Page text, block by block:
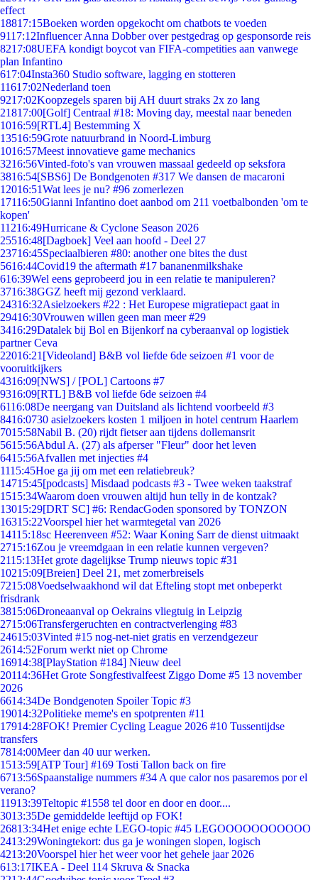
effect
18817:15Boeken worden opgekocht om chatbots te voeden
9117:12Influencer Anna Dobber over pestgedrag op gesponsorde reis
8217:08UEFA kondigt boycot van FIFA-competities aan vanwege
plan Infantino
617:04Insta360 Studio software, lagging en stotteren
11617:02Nederland toen
9217:02Koopzegels sparen bij AH duurt straks 2x zo lang
21817:00[Golf] Centraal #18: Moving day, meestal naar beneden
1016:59[RTL4] Bestemming X
13516:59Grote natuurbrand in Noord-Limburg
1016:57Meest innovatieve game mechanics
3216:56Vinted-foto's van vrouwen massaal gedeeld op seksfora
3816:54[SBS6] De Bondgenoten #317 We dansen de macaroni
12016:51Wat lees je nu? #96 zomerlezen
17116:50Gianni Infantino doet aanbod om 211 voetbalbonden 'om te
kopen'
11216:49Hurricane & Cyclone Season 2026
25516:48[Dagboek] Veel aan hoofd - Deel 27
23716:45Speciaalbieren #80: another one bites the dust
5616:44Covid19 the aftermath #17 bananenmilkshake
616:39Wel eens geprobeerd jou in een relatie te manipuleren?
3716:38GGZ heeft mij gezond verklaard.
24316:32Asielzoekers #22 : Het Europese migratiepact gaat in
29416:30Vrouwen willen geen man meer #29
3416:29Datalek bij Bol en Bijenkorf na cyberaanval op logistiek
partner Ceva
22016:21 [Videoland] B&B vol liefde 6de seizoen #1 voor de
vooruitkijkers
4316:09[NWS] / [POL] Cartoons #7
9316:09[RTL] B&B vol liefde 6de seizoen #4
6116:08De neergang van Duitsland als lichtend voorbeeld #3
8416:0730 asielzoekers kosten 1 miljoen in hotel centrum Haarlem
7015:58Nabil B. (20) rijdt fietser aan tijdens dollemansrit
5615:56Abdul A. (27) als afperser "Fleur" door het leven
6415:56Afvallen met injecties #4
1115:45Hoe ga jij om met een relatiebreuk?
14715:45[podcasts] Misdaad podcasts #3 - Twee weken taakstraf
1515:34Waarom doen vrouwen altijd hun telly in de kontzak?
13015:29[DRT SC] #6: RendacGoden sponsored by TONZON
16315:22Voorspel hier het warmtegetal van 2026
14115:18sc Heerenveen #52: Waar Koning Sarr de dienst uitmaakt
2715:16Zou je vreemdgaan in een relatie kunnen vergeven?
2115:13Het grote dagelijkse Trump nieuws topic #31
10215:09[Breien] Deel 21, met zomerbreisels
7215:08Voedselwaakhond wil dat Efteling stopt met onbeperkt
frisdrank
3815:06Droneaanval op Oekrains vliegtuig in Leipzig
2715:06Transfergeruchten en contractverlenging #83
24615:03Vinted #15 nog-net-niet gratis en verzendgezeur
2614:52Forum werkt niet op Chrome
16914:38[PlayStation #184] Nieuw deel
20114:36Het Grote Songfestivalfeest Ziggo Dome #5 13 november
2026
6614:34De Bondgenoten Spoiler Topic #3
19014:32Politieke meme's en spotprenten #11
17914:28FOK! Premier Cycling League 2026 #10 Tussentijdse
transfers
7814:00Meer dan 40 uur werken.
1513:59[ATP Tour] #169 Tosti Tallon back on fire
6713:56Spaanstalige nummers #34 A que calor nos pasaremos por el
verano?
11913:39Teltopic #1558 tel door en door en door....
3013:35De gemiddelde leeftijd op FOK!
26813:34Het enige echte LEGO-topic #45 LEGOOOOOOOOOOO
2413:29Woningtekort: dus ga je woningen slopen, logisch
4213:20Voorspel hier het weer voor het gehele jaar 2026
613:17IKEA - Deel 114 Skruva & Snacka